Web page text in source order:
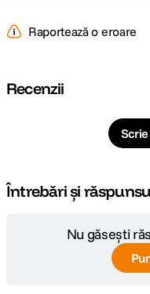
Raportează o eroare
Recenzii
Întrebări și
Nu găsești